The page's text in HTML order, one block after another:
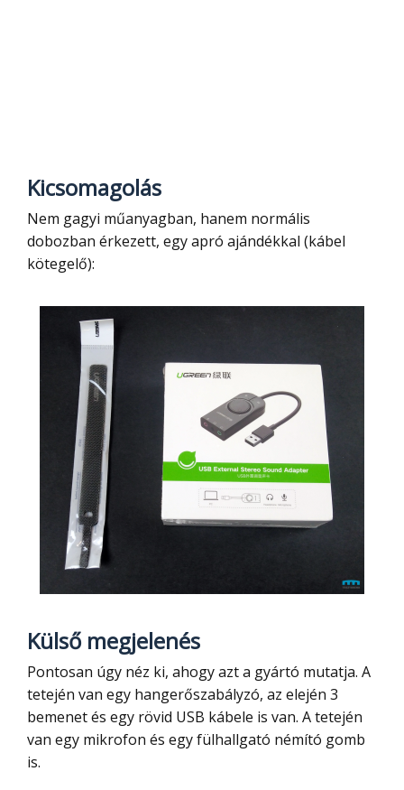
Kicsomagolás
Nem gagyi műanyagban, hanem normális
dobozban érkezett, egy apró ajándékkal (kábel
kötegelő):
Külső megjelenés
Pontosan úgy néz ki, ahogy azt a gyártó mutatja. A
tetején van egy hangerőszabályzó, az elején 3
bemenet és egy rövid USB kábele is van. A tetején
van egy mikrofon és egy fülhallgató némító gomb
is.